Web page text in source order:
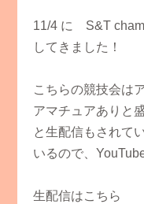
11/4 に S&T
してきました！
こちらの競技会は
アマチュアありと
と生配信もされて
いるので、
生配信はこちら